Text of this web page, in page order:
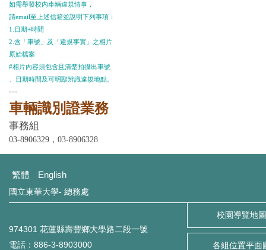
如需舉發校內車輛違規情事，
請email至上述信箱並說明下列事項：
1.日期+時間
2.含「車號」及「違規事實」之相片
原始檔案
#相片內容須包含且清楚拍攝出車號
、日期時間及可明顯辨識違規地點。
---
車輛識別證業務
事務組
03-8906329， 03-8906328
繁體 English
國立東華大學- 總務處
974301 花蓮縣壽豐鄉大學路二段一號
電話：886-3-8903000
校園導覽地圖
各組位置平面